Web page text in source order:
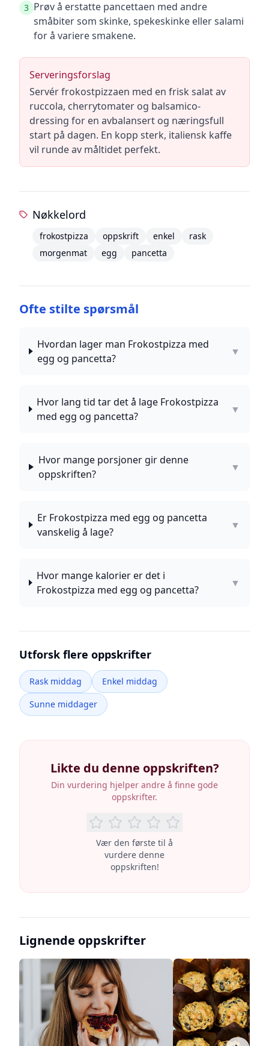
3 Prøv å erstatte pancettaen med andre
småbiter som skinke, spekeskinke eller salami
for å variere smakene.
Serveringsforslag
Servér frokostpizzaen med en frisk salat av
ruccola, cherrytomater og balsamico-
dressing for en avbalansert og næringsfull
start på dagen. En kopp sterk, italiensk kaffe
vil runde av måltidet perfekt.
Nøkkelord
frokostpizza oppskrift enkel
rask
morgenmat
egg pancetta
Ofte stilte spørsmål
Hvordan lager man Frokostpizza med
egg og pancetta?
▼
Hvor lang tid tar det å lage Frokostpizza
med egg og pancetta?
▼
Hvor mange porsjoner gir denne
oppskriften?
▼
Er Frokostpizza med egg og pancetta
vanskelig å lage?
▼
Hvor mange kalorier er det i
Frokostpizza med egg og pancetta?
▼
Utforsk flere oppskrifter
Rask middag
Enkel middag
Sunne middager
Likte du denne oppskriften?
Din vurdering hjelper andre å finne gode
oppskrifter.
Vær den første til å
vurdere denne
oppskriften!
Lignende oppskrifter